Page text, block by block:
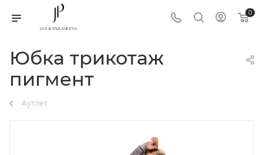
0
Юбка трикотаж
пигмент
Аутлет